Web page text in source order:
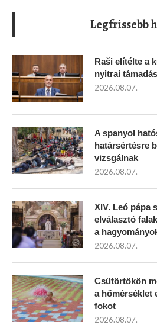
Legfrissebb
Raši elítélte a
nyitrai
2026.08.07.
A spanyol
határsértésre
vizsgálnak
2026.08.07.
XIV. Leó pápa
elválasztó
a
2026.08.07.
Csütörtökön
a hőmérséklet
fokot
2026.08.07.